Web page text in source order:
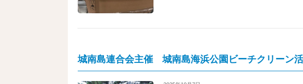
城南島連合会主催 城南島海浜公園ビーチクリーン